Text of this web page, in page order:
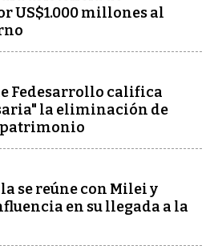
US$1.000 millones al
Fedesarrollo califica
la eliminación de
se reúne con Milei y
en su llegada a la